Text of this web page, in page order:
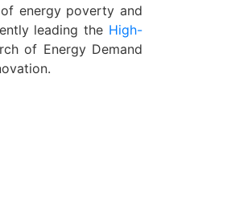
energy poverty and
leading the High-
of Energy Demand